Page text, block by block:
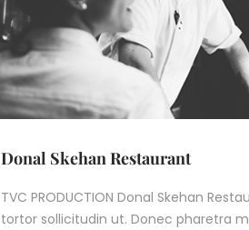
Donal Skehan Restaurant
TVC PRODUCTION Donal Skehan
tortor sollicitudin ut. Donec pharetra